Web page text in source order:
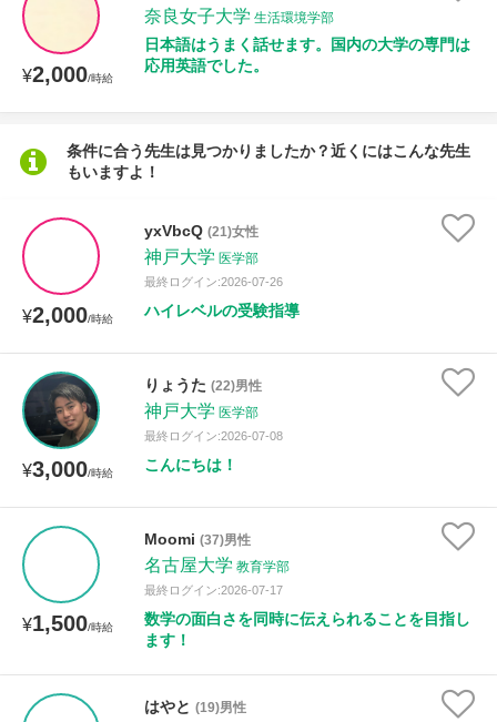
¥2,000/時給
奈良女子大学 生活環境学部
日本語はうまく話せます。国内の大学の専門は
応用英語でした。
条件に合う先生は見つかりましたか？近くにはこんな先生
もいますよ！
¥2,000/時給
yxVbcQ (21)女性
神戸大学 医学部
最終ログイン:2026-07-26
ハイレベルの受験指導
¥3,000/時給
りょうた (22)男性
神戸大学 医学部
最終ログイン:2026-07-08
こんにちは！
¥1,500/時給
Moomi (37)男性
名古屋大学 教育学部
最終ログイン:2026-07-17
数学の面白さを同時に伝えられることを目指し
ます！
はやと (19)男性